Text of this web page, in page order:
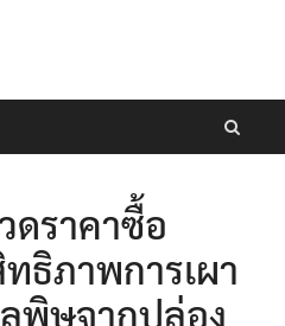
ดราคาซื้อ
ธิภาพการเผา
พิษจากปล่อง